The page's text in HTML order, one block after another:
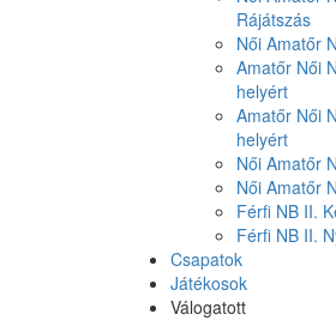
Rájátszás
Női Amatőr
Amatőr Női
helyért
Amatőr Női
helyért
Női Amatőr
Női Amatőr
Férfi NB II.
Férfi NB II.
Csapatok
Játékosok
Válogatott